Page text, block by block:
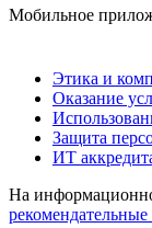
Мобильное
Этика и
Оказание
Защита
ИТ
На